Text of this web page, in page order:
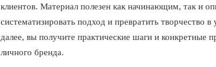
клиентов. Материал полезен как начинающим, так и
систематизировать подход и превратить творчество
далее, вы получите практические шаги и конкретные
личного бренда.